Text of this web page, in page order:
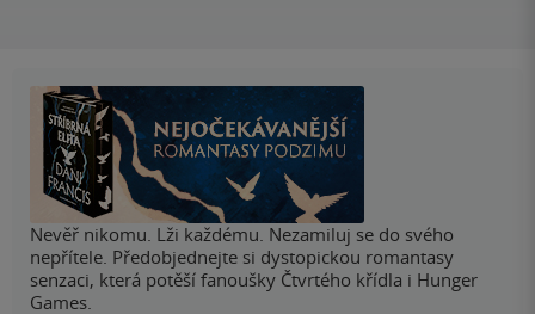
Nevěř nikomu. Lži každému. Nezamiluj se do svého
nepřítele. Předobjednejte si dystopickou romantasy
senzaci, která potěší fanoušky Čtvrtého křídla i Hunger
Games.